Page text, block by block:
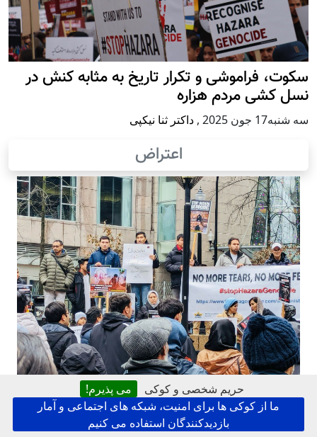
حریم شخصی و کوکی
می پذیرم!
ما از کوکی ها برای امنیت، شبکه های اجتماعی و آمار
بازدیدکنندگان استفاده می کنیم
سکوت، فراموشی و تکرار تاريخ به مثابه کنش در
نسل کشی مردم هزاره
سه شنبه17 جون 2025 , داکتر ثنا نیکپی
اعتراض